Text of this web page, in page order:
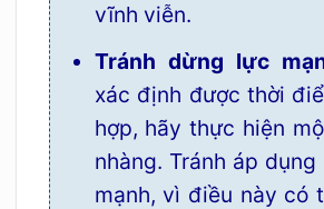
vĩnh viễn.
Tránh dừng lực
xác định được thời
hợp, hãy thực hiện
nhàng. Tránh áp
mạnh, vì điều này có